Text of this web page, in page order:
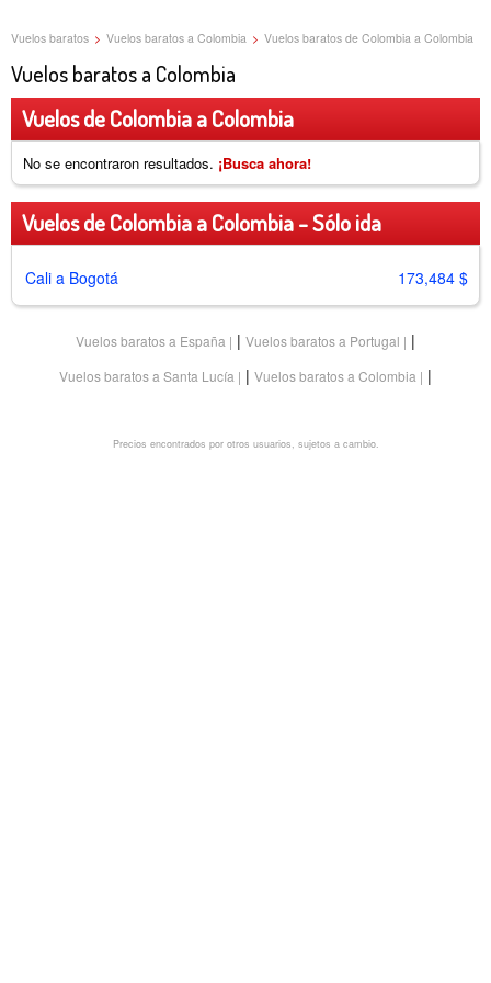
Vuelos baratos > Vuelos baratos a Colombia > Vuelos baratos de Colombia a Colombia
Vuelos baratos a Colombia
Vuelos de Colombia a Colombia
No se encontraron resultados. ¡Busca ahora!
Vuelos de Colombia a Colombia - Sólo ida
Cali a Bogotá 173,484 $
Vuelos baratos a España | Vuelos baratos a Portugal |
Vuelos baratos a Santa Lucía | Vuelos baratos a Colombia |
Precios encontrados por otros usuarios, sujetos a cambio.